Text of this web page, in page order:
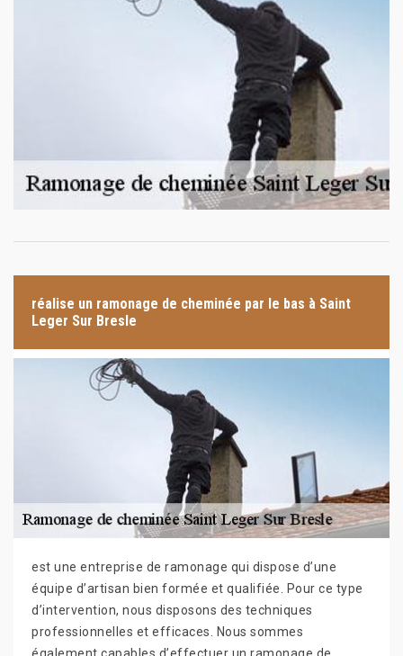
réalise un ramonage de cheminée par le bas à Saint
Leger Sur Bresle
est une entreprise de ramonage qui dispose d’une
équipe d’artisan bien formée et qualifiée. Pour ce type
d’intervention, nous disposons des techniques
professionnelles et efficaces. Nous sommes